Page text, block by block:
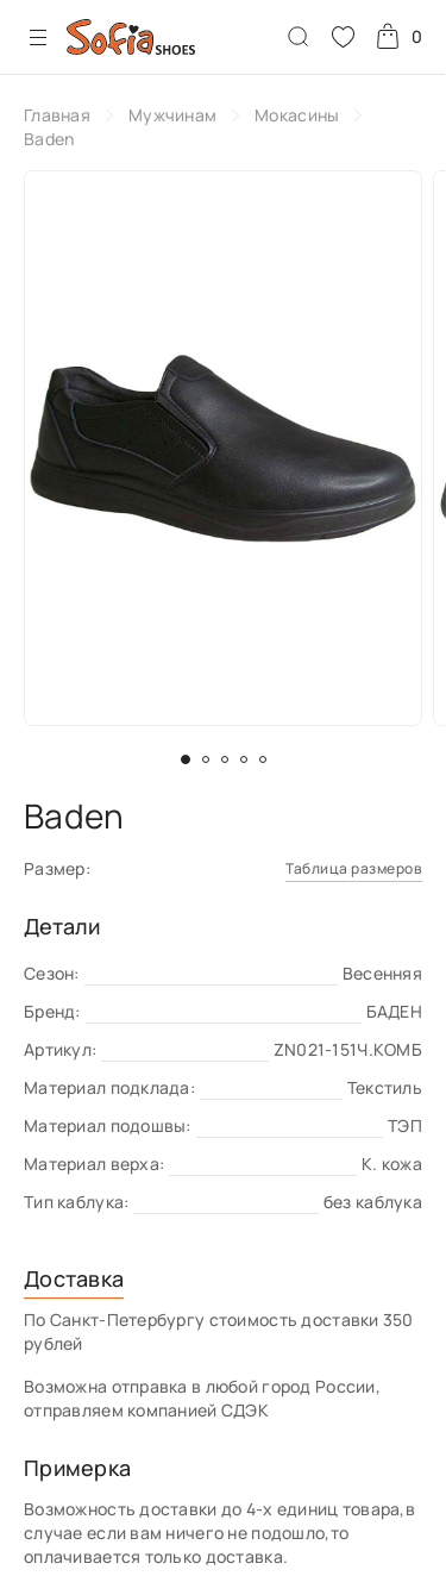
0
Главная Мужчинам
Мокасины
Baden
Baden
Размер: Таблица размеров
Детали
Сезон:
Весенняя
Бренд:
БАДЕН
Артикул:
ZN021-151Ч.КОМБ
Материал подклада:
Текстиль
Материал подошвы:
ТЭП
Материал верха:
К. кожа
Тип каблука:
без каблука
Доставка
По Санкт-Петербургу стоимость доставки 350
рублей
Возможна отправка в любой город России,
отправляем компанией СДЭК
Примерка
Возможность доставки до 4-х единиц товара,в
случае если вам ничего не подошло,то
оплачивается только доставка.